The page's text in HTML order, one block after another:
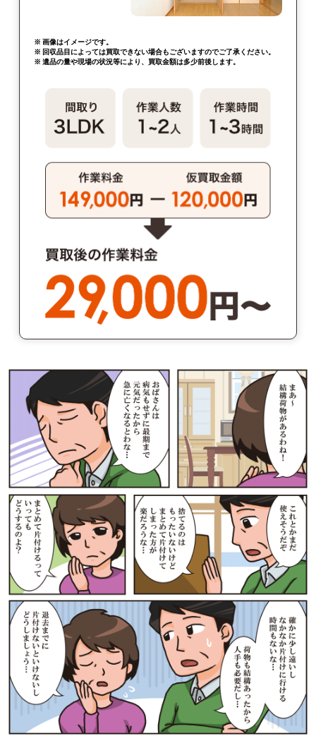
※ 画像はイメージです。
※ 回収品目によっては買取できない場合もございますのでご了承ください。
※ 遺品の量や現場の状況等により、買取金額は多少前後します。